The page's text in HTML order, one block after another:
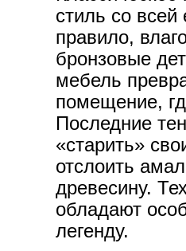
стиль со всей
правило,
бронзовые
мебель
помещение,
Последние
«старить»
отслоить
древесину.
обладают
легенду.